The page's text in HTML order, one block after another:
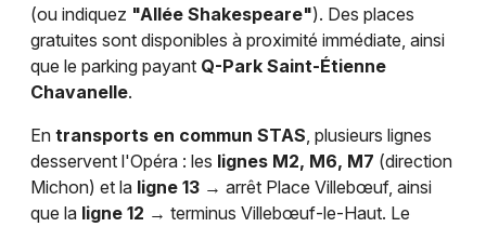
(ou indiquez "Allée Shakespeare"). Des places
gratuites sont disponibles à proximité immédiate, ainsi
que le parking payant Q-Park Saint-Étienne
Chavanelle.
En transports en commun STAS, plusieurs lignes
desservent l'Opéra : les lignes M2, M6, M7 (direction
Michon) et la ligne 13 → arrêt Place Villebœuf, ainsi
que la ligne 12 → terminus Villebœuf-le-Haut. Le